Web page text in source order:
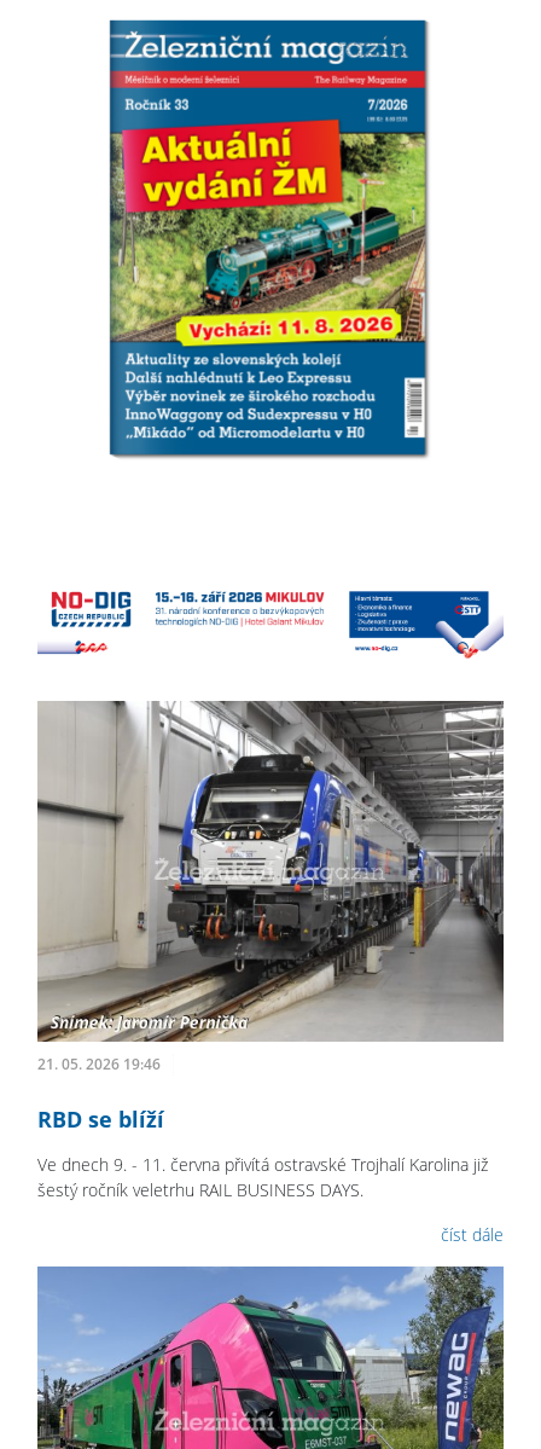
21. 05. 2026 19:46
RBD se blíží
Ve dnech 9. - 11. června přivítá ostravské Trojhalí Karolina již
šestý ročník veletrhu RAIL BUSINESS DAYS.
číst dále